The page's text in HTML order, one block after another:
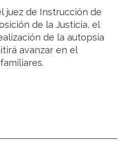
juez de Instrucción de
de la Justicia, el
de la autopsia
avanzar en el